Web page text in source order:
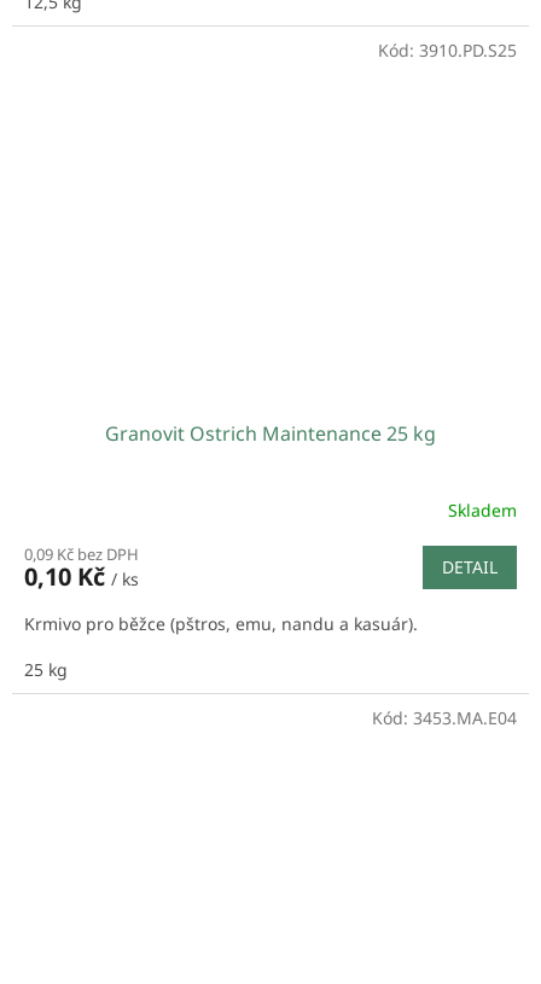
Granovit Ostrich Maintenance 25 kg
Skladem
0,09 Kč bez DPH
0,10 Kč / ks
DETAIL
Krmivo pro běžce (pštros, emu, nandu a kasuár).
25 kg
Kód: 3910.PD.S25
Kód: 3453.MA.E04